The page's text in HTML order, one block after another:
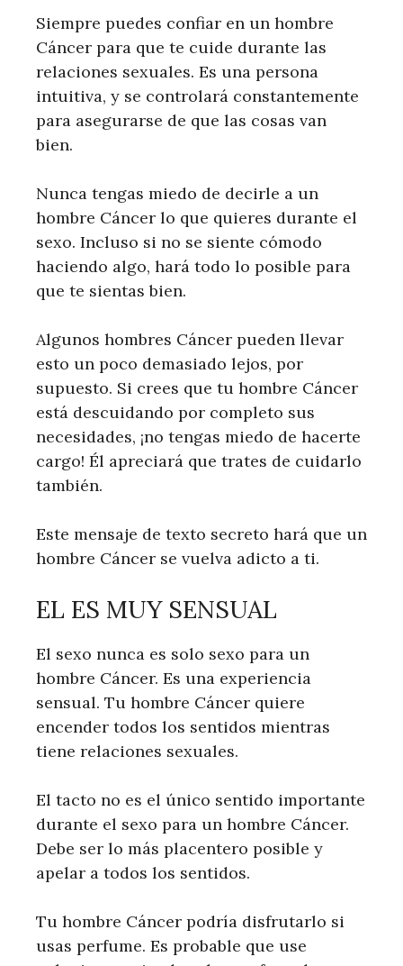
Siempre puedes confiar en un hombre
Cáncer para que te cuide durante las
relaciones sexuales. Es una persona
intuitiva, y se controlará constantemente
para asegurarse de que las cosas van
bien.
Nunca tengas miedo de decirle a un
hombre Cáncer lo que quieres durante el
sexo. Incluso si no se siente cómodo
haciendo algo, hará todo lo posible para
que te sientas bien.
Algunos hombres Cáncer pueden llevar
esto un poco demasiado lejos, por
supuesto. Si crees que tu hombre Cáncer
está descuidando por completo sus
necesidades, ¡no tengas miedo de hacerte
cargo! Él apreciará que trates de cuidarlo
también.
Este mensaje de texto secreto hará que un
hombre Cáncer se vuelva adicto a ti.
EL ES MUY SENSUAL
El sexo nunca es solo sexo para un
hombre Cáncer. Es una experiencia
sensual. Tu hombre Cáncer quiere
encender todos los sentidos mientras
tiene relaciones sexuales.
El tacto no es el único sentido importante
durante el sexo para un hombre Cáncer.
Debe ser lo más placentero posible y
apelar a todos los sentidos.
Tu hombre Cáncer podría disfrutarlo si
usas perfume. Es probable que use